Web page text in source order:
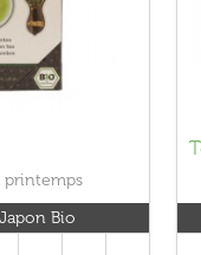
Bio